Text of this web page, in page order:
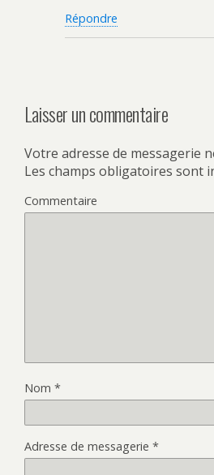
Répondre
Laisser un commentaire
Votre adresse de messagerie
Les champs obligatoires sont
Commentaire
Nom *
Adresse de messagerie *